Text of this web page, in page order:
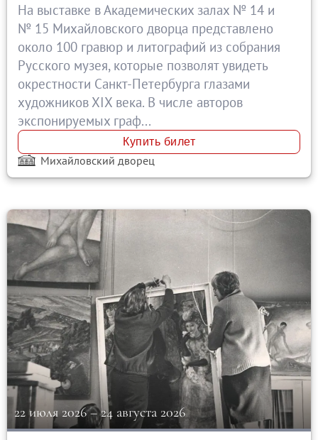
На выставке в Академических залах № 14 и
№ 15 Михайловского дворца представлено
около 100 гравюр и литографий из собрания
Русского музея, которые позволят увидеть
окрестности Санкт-Петербурга глазами
художников ХIХ века. В числе авторов
экспонируемых граф...
Купить билет
Михайловский дворец
22 июля 2026 – 24 августа 2026